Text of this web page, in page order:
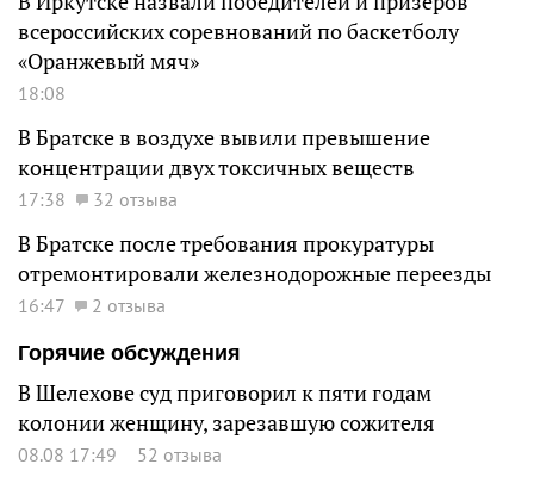
всероссийских соревнований по баскетболу
«Оранжевый мяч»
18:08
В Братске в воздухе вывили превышение
концентрации двух токсичных веществ
17:38 32 отзыва
В Братске после требования прокуратуры
отремонтировали железнодорожные переезды
16:47
2 отзыва
Горячие обсуждения
В Шелехове суд приговорил к пяти годам
колонии женщину, зарезавшую сожителя
08.08 17:49 52 отзыва